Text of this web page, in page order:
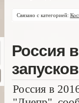
Связано с категорией:
Россия
Россия в